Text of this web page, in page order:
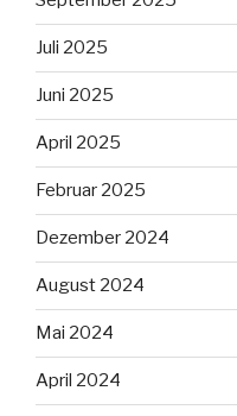
Juli 2025
Juni 2025
April 2025
Februar 2025
Dezember 2024
August 2024
Mai 2024
April 2024